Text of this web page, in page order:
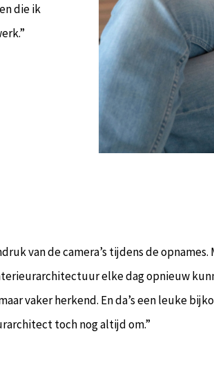
die ik
van de camera’s tijdens de
elke dag opnieuw
vaker herkend. En da’s een leuke
toch nog altijd om.”